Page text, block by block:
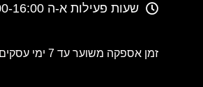
שעות פעילות א-ה 10:00-16:00
זמן אספקה משוער עד 7 ימי עסקים-